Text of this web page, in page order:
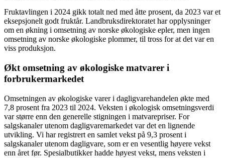
Fruktavlingen i 2024 gikk totalt ned med åtte prosent, da 2023 var et
eksepsjonelt godt fruktår. Landbruksdirektoratet har opplysninger
om en økning i omsetning av norske økologiske epler, men ingen
omsetning av norske økologiske plommer, til tross for at det var en
viss produksjon.
Økt omsetning av økologiske matvarer i
forbrukermarkedet
Omsetningen av økologiske varer i dagligvarehandelen økte med
7,8 prosent fra 2023 til 2024. Veksten i økologisk omsetningsverdi
var større enn den generelle stigningen i matvarepriser. For
salgskanaler utenom dagligvaremarkedet var det en lignende
utvikling. Vi har registrert en samlet vekst på 9,3 prosent i
salgskanaler utenom dagligvare, som er en vesentlig høyere vekst
enn året før. Spesialbutikker hadde høyest vekst, mens veksten i